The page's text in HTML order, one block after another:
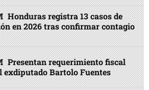
Honduras registra 13 casos de
en 2026 tras confirmar contagio
Presentan requerimiento fiscal
exdiputado Bartolo Fuentes